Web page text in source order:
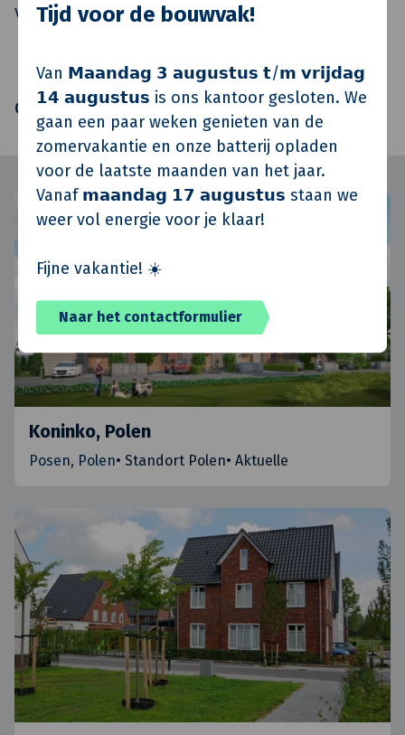
Tijd voor de bouwvak!
Van 𝗠𝗮𝗮𝗻𝗱𝗮𝗴 𝟯 𝗮𝘂𝗴𝘂𝘀𝘁𝘂𝘀 𝘁/𝗺 𝘃𝗿𝗶𝗷𝗱𝗮𝗴
𝟭𝟰 𝗮𝘂𝗴𝘂𝘀𝘁𝘂𝘀 is ons kantoor gesloten. We
gaan een paar weken genieten van de
zomervakantie en onze batterij opladen
voor de laatste maanden van het jaar.
Vanaf 𝗺𝗮𝗮𝗻𝗱𝗮𝗴 𝟭𝟳 𝗮𝘂𝗴𝘂𝘀𝘁𝘂𝘀 staan we
weer vol energie voor je klaar!
Fijne vakantie! ☀️
Naar het contactformulier
volledige realisatie door Rehorst Bouw
Oplevering 2012
Koninko, Polen
Posen, Polen• Standort Polen• Aktuelle